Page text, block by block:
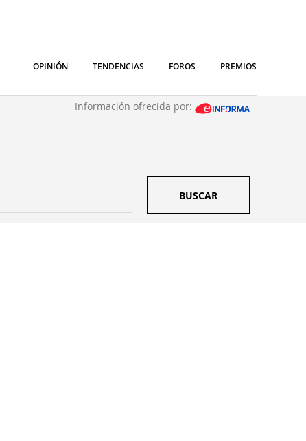
OPINIÓN TENDENCIAS FOROS PREMIOS
Información ofrecida por:
BUSCAR